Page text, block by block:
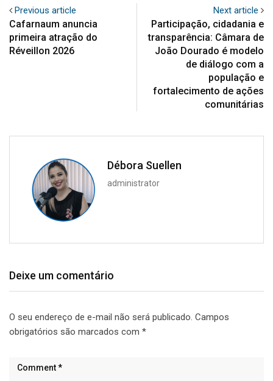
Previous article
Cafarnaum anuncia
primeira atração do
Réveillon 2026
Next article
Participação, cidadania e
transparência: Câmara de
João Dourado é modelo
de diálogo com a
população e
fortalecimento de ações
comunitárias
Débora Suellen
administrator
Deixe um comentário
O seu endereço de e-mail não será publicado. Campos
obrigatórios são marcados com *